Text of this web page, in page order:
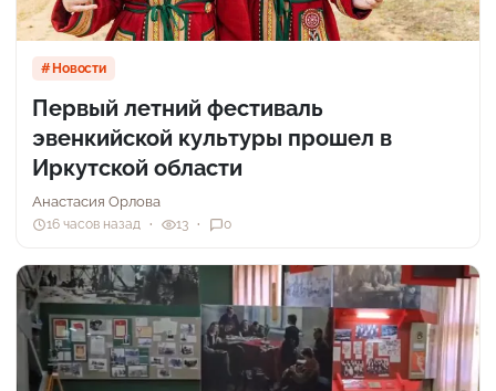
Новости
Первый летний фестиваль
эвенкийской культуры прошел в
Иркутской области
Анастасия Орлова
16 часов назад 13 0